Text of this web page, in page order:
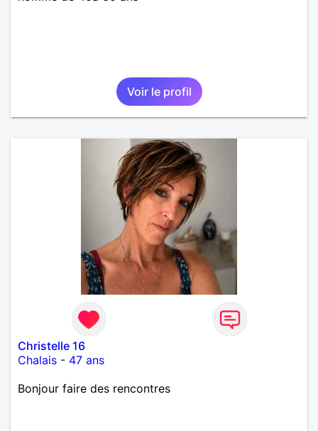
Voir le profil
Christelle 16
Chalais - 47 ans
Bonjour faire des rencontres